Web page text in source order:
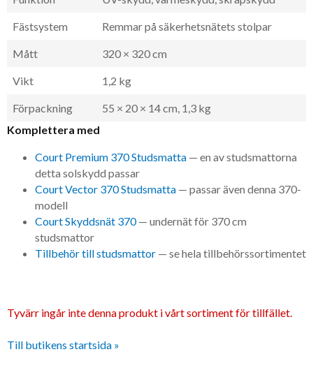
Fästsystem Remmar på säkerhetsnätets stolpar
Mått 320 × 320 cm
Vikt 1,2 kg
Förpackning
55 × 20 × 14 cm, 1,3 kg
Komplettera med
Court Premium 370 Studsmatta — en av studsmattorna
detta solskydd passar
Court Vector 370 Studsmatta — passar även denna 370-
modell
Court Skyddsnät 370— undernät för 370 cm
studsmattor
Tillbehör till studsmattor — se hela tillbehörssortimentet
Tyvärr ingår inte denna produkt i vårt sortiment för tillfället.
Till butikens startsida »